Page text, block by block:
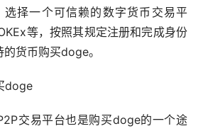
选择一个可信赖的数字货币交易平
等，按照其规定注册和完成身份
货币购买doge。
doge
交易平台也是购买doge的一个途